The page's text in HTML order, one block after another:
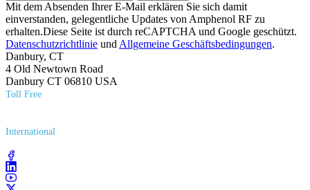
Mit dem Absenden Ihrer E-Mail erklären Sie sich damit
einverstanden, gelegentliche Updates von Amphenol RF zu
erhalten.Diese Seite ist durch reCAPTCHA und Google geschützt.
Datenschutzrichtlinie und Allgemeine Geschäftsbedingungen.
Danbury, CT
4 Old Newtown Road
Danbury CT 06810 USA
Toll Free
International